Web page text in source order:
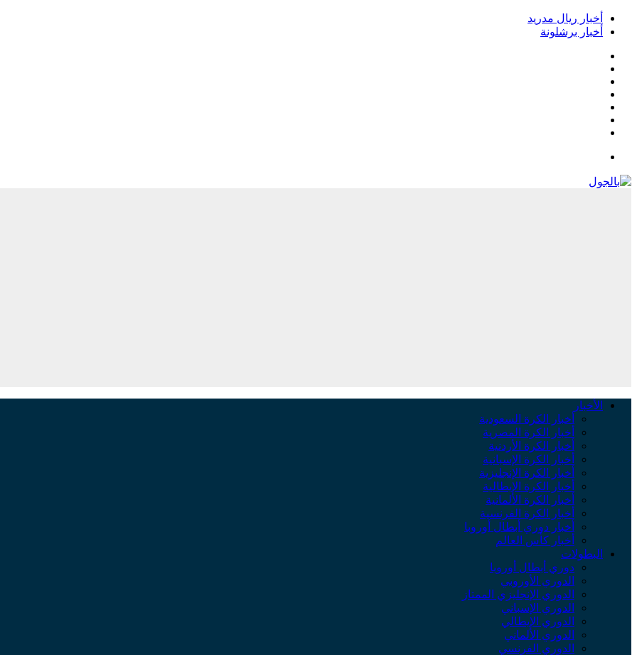
أخبار ريال مدريد
أخبار برشلونة
الأخبار
أخبار الكرة السعودية
أخبار الكرة المصرية
أخبار الكرة الأردنية
أخبار الكرة الإسبانية
أخبار الكرة الإنجليزية
أخبار الكرة الإيطالية
أخبار الكرة الألمانية
أخبار الكرة الفرنسية
أخبار دوري أبطال أوروبا
أخبار كأس العالم
البطولات
دوري أبطال أوروبا
الدوري الأوروبي
الدوري الإنجليزي الممتاز
الدوري الإسباني
الدوري الإيطالي
الدوري الألماني
الدوري الفرنسي